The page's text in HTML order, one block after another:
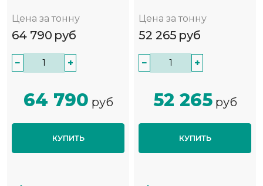
Цена за тонну
64 790 руб
− +
64 790 руб
КУПИТЬ
Цена за тонну
52 265 руб
− +
52 265руб
КУПИТЬ